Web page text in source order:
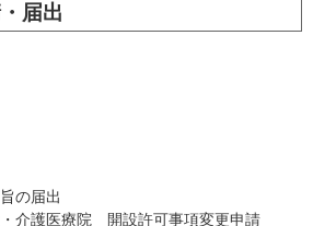
届出
の届出
介護医療院 開設許可事項変更申請